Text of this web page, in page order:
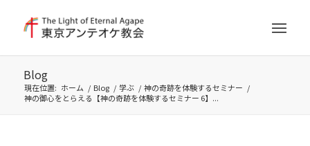
Blog
現在位置: ホーム / Blog / 学ぶ / 神の奇跡を体験するセミナー /
神の御心をとらえる【神の奇跡を体験するセミナー 6】...